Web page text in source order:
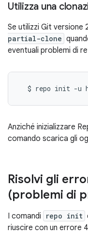
Utilizza una
Se utilizzi Git versione
partial-clone
eventuali problemi di
$ repo init -u
Anziché inizializzare
comando scarica gli
Risolvi gli
(problemi di
I comandi repo init
riuscire con un errore